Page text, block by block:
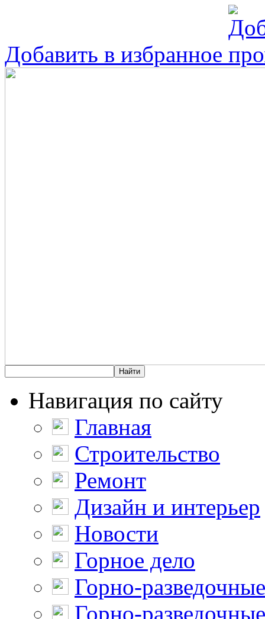
Добавить в избранное
Навигация по сайту
Главная
Строительство
Ремонт
Дизайн и интерьер
Новости
Горное дело
Горно-
Горно-